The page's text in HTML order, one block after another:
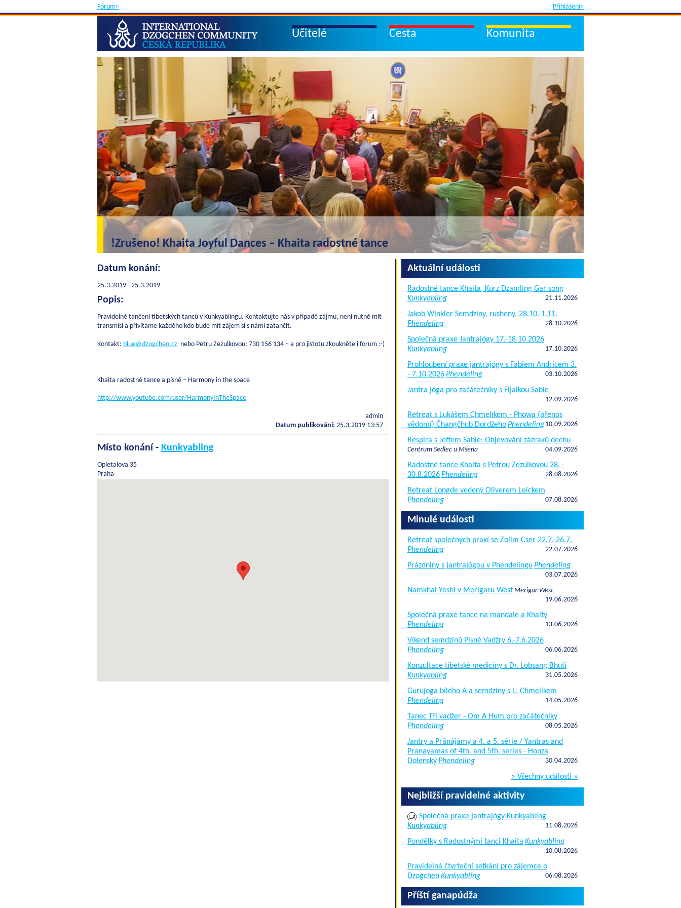
Fórum> Přihlášení>
Učitelé Cesta Komunita
!Zrušeno! Khaita Joyful Dances – Khaita radostné tance
Datum konání:
25.3.2019 - 25.3.2019
Popis:
Pravidelné tančení tibetských tanců v Kunkyablingu. Kontaktujte nás v případě zájmu, není nutné mít
transmisi a přivítáme každého kdo bude mít zájem si s námi zatančit.
Kontakt: blue@dzogchen.cz nebo Petru Zezulkovou: 730 156 134 – a pro jistotu zkoukněte i forum :-)
Khaita radostné tance a písně – Harmony in the space
http://www.youtube.com/user/HarmonyInTheSpace
admin
Datum publikování: 25.3.2019 13:57
Místo konání - Kunkyabling
Opletalova 35
Praha
Aktuální události
Radostné tance Khaita, Kurz Dzamling Gar song
Kunkyabling
21.11.2026
Jakob Winkler Semdziny, rusheny, 28.10.-1.11.
Phendeling
28.10.2026
Společná praxe Jantrajógy 17.-18.10.2026
Kunkyabling
17.10.2026
Prohloubení praxe jantrajógy s Fabiem Andricem 3.
- 7.10.2026Phendeling 03.10.2026
Jantra jóga pro začátečníky s Fijalkou Sable
12.09.2026
Retreat s Lukášem Chmelíkem - Phowa (přenos
vědomí) Čhangčhub DordžehoPhendeling 10.09.2026
Respira s Jeffem Sable: Objevování zázraků dechu
Centrum Sedlec u Mšena 04.09.2026
Radostné tance Khaita s Petrou Zezulkovou 28. -
30.8.2026Phendeling 28.08.2026
Retreat Longde vedený Oliverem Leickem
Phendeling
07.08.2026
Minulé události
Retreat společných praxí se Zolim Cser 22.7.-26.7.
Phendeling
22.07.2026
Prázdniny s jantrajógou v PhendelinguPhendeling
03.07.2026
Namkhai Yeshi v Merigaru West Merigar West
19.06.2026
Společná praxe tance na mandale a Khaity
Phendeling
13.06.2026
Víkend semdzinů Písně Vadžry 6.-7.6.2026
Phendeling
06.06.2026
Konzultace tibetské medicíny s Dr. Lobsang Bhuti
Kunkyabling
31.05.2026
Gurujoga bílého A a semdziny s L. Chmelíkem
Phendeling
14.05.2026
Tanec Tří vadžer - Om A Hum pro začátečníky
Phendeling
08.05.2026
Jantry a Pránájámy a 4. a 5. série / Yantras and
Pranayamas of 4th. and 5th. series - Honza
DolenskýPhendeling 30.04.2026
» Všechny události »
Nejbližší pravidelné aktivity
Společná praxe jantrajógy Kunkyabling
Kunkyabling
11.08.2026
Pondělky s Radostnými tanci Khaita Kunkyabling
10.08.2026
Pravidelná čtvrteční setkání pro zájemce o
DzogchenKunkyabling 06.08.2026
Příští ganapúdža